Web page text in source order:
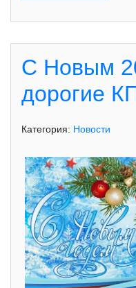
С Новым
дорогие
Категория: Новости